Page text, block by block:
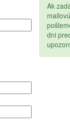
Ak
dni